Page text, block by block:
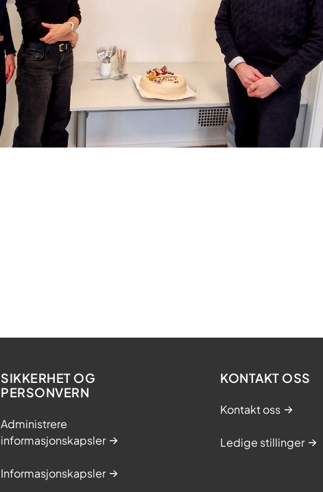
SIKKERHET OG
PERSONVERN
Administrere
informasjonskapsler
Informasjonskapsler
KONTAKT OSS
Kontakt oss
Ledige stillinger